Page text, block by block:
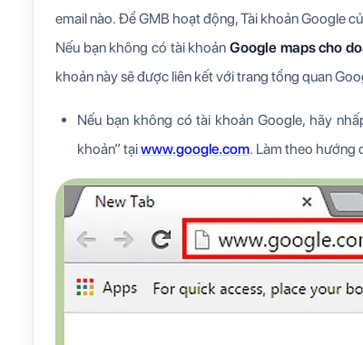
email nào. Để GMB hoạt động, Tài khoản Google
Nếu bạn không có tài khoản Google maps cho
khoản này sẽ được liên kết với trang tổng quan
Nếu bạn không có tài khoản Google, hãy
khoản” tạiwww.google.com. Làm theo hướng